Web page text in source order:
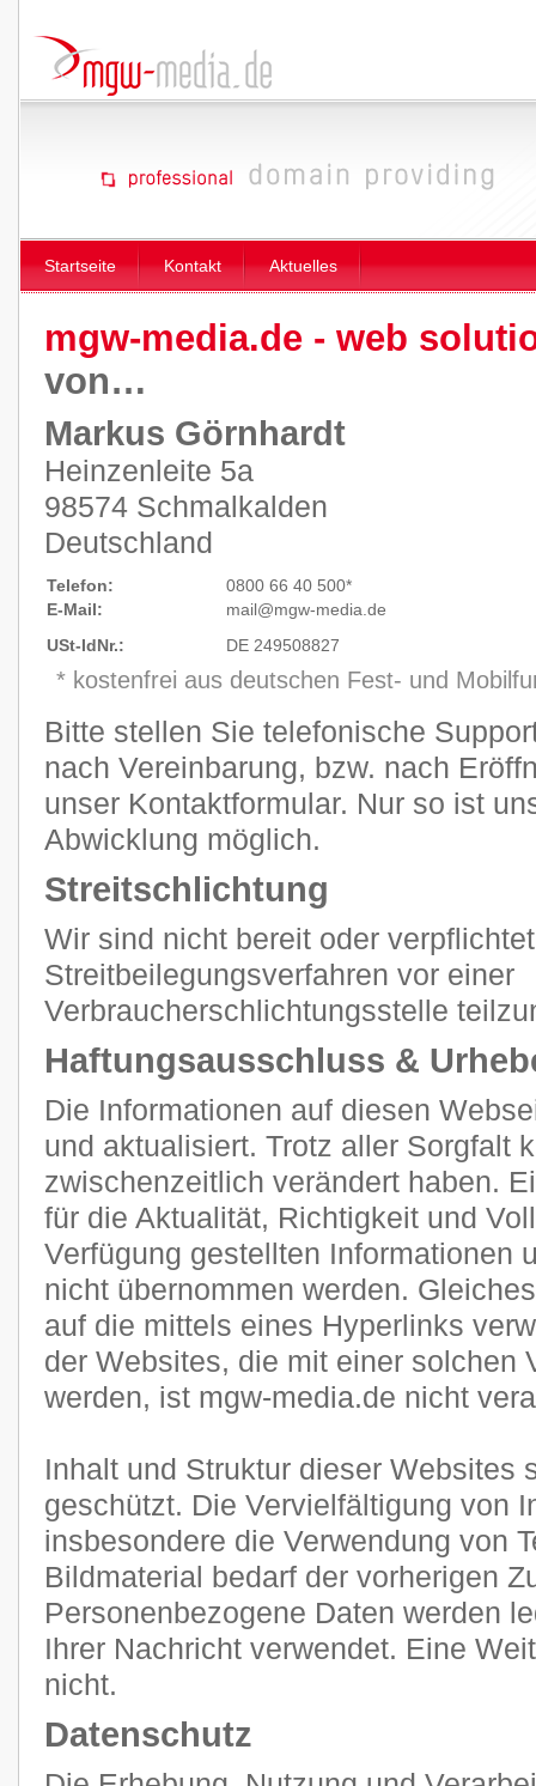
Startseite Kontakt Aktuelles
mgw-media.de - web
von…
Markus Görnhardt
Heinzenleite 5a
98574 Schmalkalden
Deutschland
Telefon:
0800 66 40 500*
E-Mail:
mail@mgw-media.de
USt-IdNr.:
DE 249508827
* kostenfrei aus deutschen Fest- und
Bitte stellen Sie telefonische
nach Vereinbarung, bzw. nach
unser Kontaktformular. Nur so ist
Abwicklung möglich.
Streitschlichtung
Wir sind nicht bereit oder
Streitbeilegungsverfahren vor einer
Verbraucherschlichtungsstelle
Haftungsausschluss &
Die Informationen auf diesen
und aktualisiert. Trotz aller Sorgfalt
zwischenzeitlich verändert haben.
für die Aktualität, Richtigkeit und
Verfügung gestellten Informationen
nicht übernommen werden.
auf die mittels eines Hyperlinks
der Websites, die mit einer solchen
werden, ist mgw-media.de nicht
Inhalt und Struktur dieser Websites
geschützt. Die Vervielfältigung von
insbesondere die Verwendung von
Bildmaterial bedarf der vorherigen
Personenbezogene Daten werden
Ihrer Nachricht verwendet. Eine
nicht.
Datenschutz